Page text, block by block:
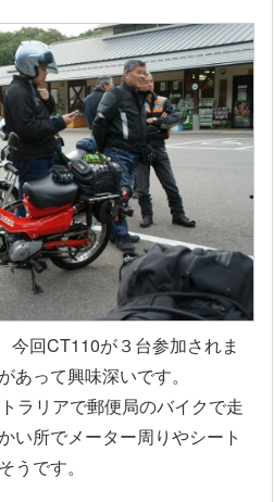
今回CT110が３台参加されま
あって興味深いです。
ラリアで郵便局のバイクで走
い所でメーター周りやシート
うです。